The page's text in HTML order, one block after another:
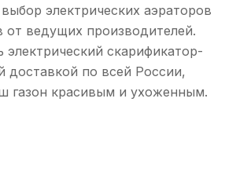
электрических аэраторов
от ведущих производителей.
скарификатор-
доставкой по всей России,
газон красивым и ухоженным.